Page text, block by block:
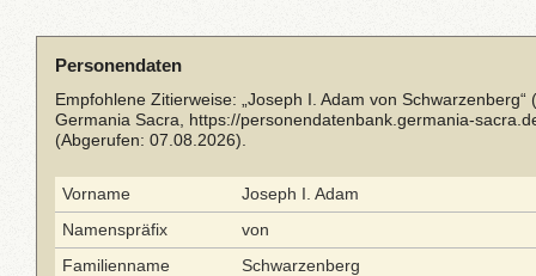
Personendaten
Empfohlene Zitierweise: „Joseph I. Adam von
Germania Sacra, https://personendatenbank.germania-
(Abgerufen: 07.08.2026).
Vorname
Joseph I. Adam
Namenspräfix
von
Familienname
Schwarzenberg